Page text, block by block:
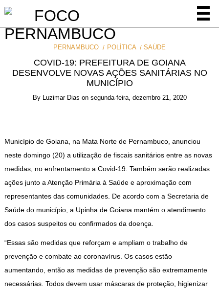
PERNAMBUCO POLÍTICA SAÚDE
COVID-19: PREFEITURA DE GOIANA
DESENVOLVE NOVAS AÇÕES SANITÁRIAS NO
MUNICÍPIO
By Luzimar Dias on segunda-feira, dezembro 21, 2020
Município de Goiana, na Mata Norte de Pernambuco, anunciou
neste domingo (20) a utilização de fiscais sanitários entre as novas
medidas, no enfrentamento a Covid-19. Também serão realizadas
ações junto a Atenção Primária à Saúde e aproximação com
representantes das comunidades. De acordo com a Secretaria de
Saúde do município, a Upinha de Goiana mantém o atendimento
dos casos suspeitos ou confirmados da doença.
“Essas são medidas que reforçam e ampliam o trabalho de
prevenção e combate ao coronavírus. Os casos estão
aumentando, então as medidas de prevenção são extremamente
necessárias. Todos devem usar máscaras de proteção, higienizar